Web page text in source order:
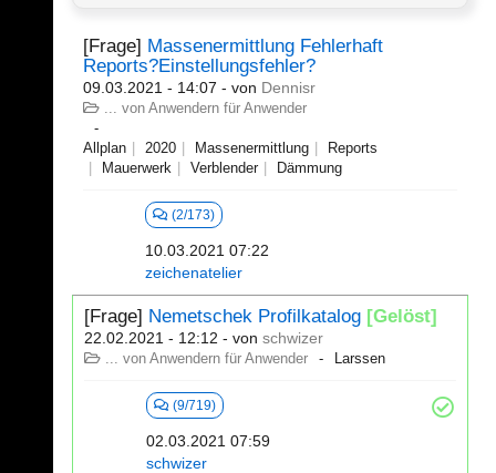
[Frage] Massenermittlung Fehlerhaft
Reports?Einstellungsfehler?
09.03.2021 - 14:07 - von Dennisr
... von Anwendern für Anwender
Allplan 2020 Massenermittlung
Reports
Mauerwerk
Verblender Dämmung
(2/173)
10.03.2021 07:22
zeichenatelier
[Frage] Nemetschek Profilkatalog [Gelöst]
22.02.2021 - 12:12 - von schwizer
... von Anwendern für Anwender Larssen
(9/719)
02.03.2021 07:59
schwizer